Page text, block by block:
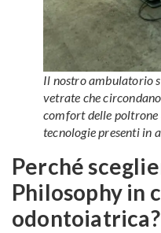
Il nostro ambulatorio
vetrate che
comfort delle
tecnologie presenti in
Perché
Philosophy in
odontoiatrica?